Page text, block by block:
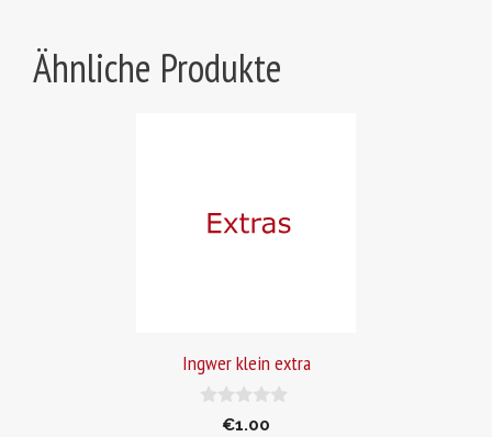
Ähnliche Produkte
Ingwer klein extra
€1.00